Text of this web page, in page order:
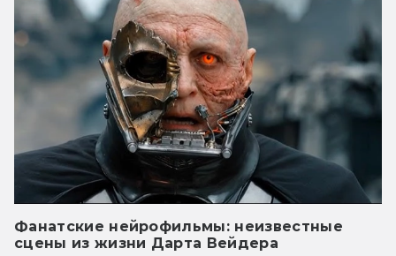
Фанатские нейрофильмы: неизвестные
сцены из жизни Дарта Вейдера